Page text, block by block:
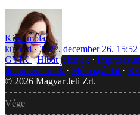
Kiss Imola
külföld
2022. december 26. 15:52
GYIK Hibát jelentek
dokumentumok
Médiaajánlat
© 2026 Magyar Jeti Zrt.
Vége